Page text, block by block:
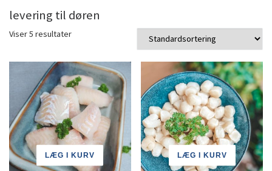
levering til døren
Viser 5 resultater
LÆG I KURV LÆG I KURV